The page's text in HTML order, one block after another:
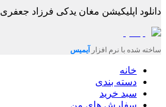
دانلود اپلیکیشن مغان یدکی فرزاد جعفری
ساخته شده با نرم افزار آیمیس
خانه
دسته بندی
سبد خرید
سفارش های من